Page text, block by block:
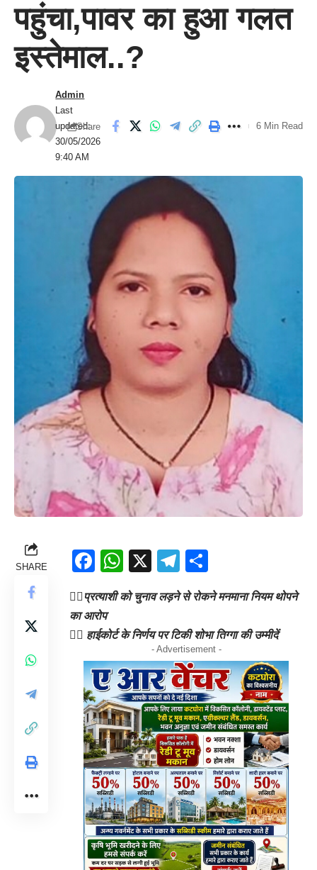
पहुंचा,पावर का हुआ गलत
इस्तेमाल..?
Last
updated:
30/05/2026
9:40 AM
Admin
Share 6 Min Read
SHARE Facebook
WhatsApp
X Telegram
👉🏻प्रत्याशी को चुनाव लड़ने से रोकने मनमाना नियम थोपने
का आरोप
👉🏻 हाईकोर्ट के निर्णय पर टिकी शोभा तिग्गा की उम्मीदें
- Advertisement -